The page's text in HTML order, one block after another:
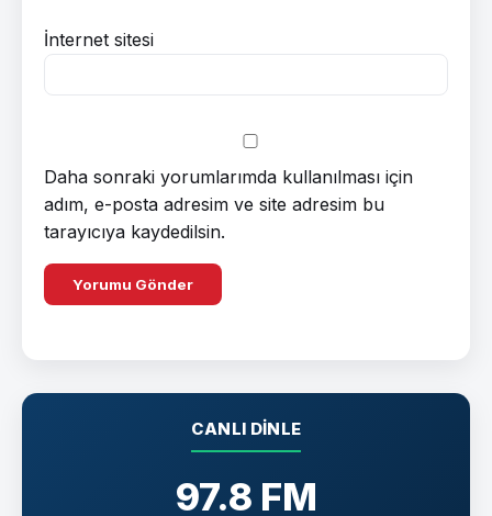
İnternet sitesi
Daha sonraki yorumlarımda kullanılması için
adım, e-posta adresim ve site adresim bu
tarayıcıya kaydedilsin.
CANLI DINLE
97.8 FM